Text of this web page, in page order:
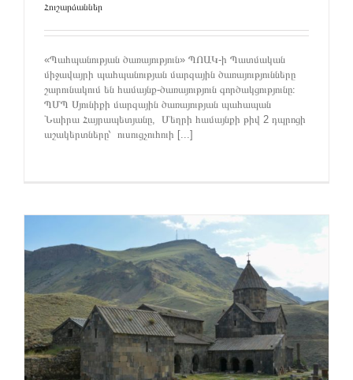
Հուշարձաններ
«Պահպանության ծառայություն» ՊՈԱԿ-ի Պատմական
միջավայրի պահպանության մարզային ծառայությունները
շարունակում են համայնք-ծառայություն գործակցությունը։
ՊՄՊ Սյունիքի մարզային ծառայության պահապան
Նաիրա Հայրապետյանը, Մեղրի համայնքի թիվ 2 դպրոցի
աշակերտները՝ ուսուցչուհուի [...]